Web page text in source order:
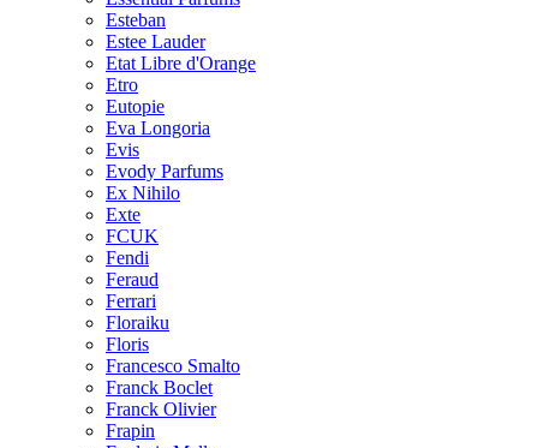
Esteban
Estee Lauder
Etat Libre d'Orange
Etro
Eutopie
Eva Longoria
Evis
Evody Parfums
Ex Nihilo
Exte
FCUK
Fendi
Feraud
Ferrari
Floraiku
Floris
Francesco Smalto
Franck Boclet
Franck Olivier
Frapin